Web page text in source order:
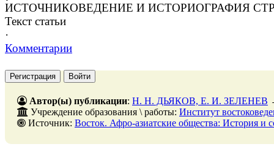
ИСТОЧНИКОВЕДЕНИЕ И ИСТОРИОГРАФИЯ
Текст статьи
·
Комментарии
Регистрация Войти
Автор(ы) публикации: Н. Н. ДЬЯКОВ, Е. И. ЗЕЛЕНЕВ
Учреждение образования \ работы: Институт
Источник: Восток. Афро-азиатские общества: История и современность. - № 5. - 31